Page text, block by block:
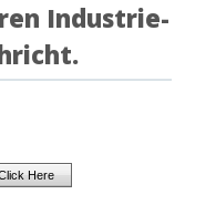
Industrie-